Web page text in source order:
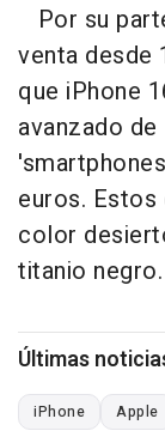
Por su
venta desde
que iPhone
avanzado
euros. Estos
color
titanio negro.
Últimas
iPhone Apple